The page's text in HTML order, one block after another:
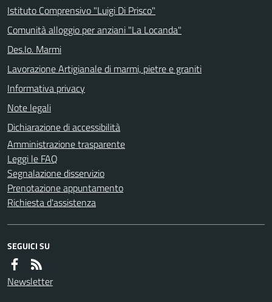
Istituto Comprensivo "Luigi Di Prisco"
Comunità alloggio per anziani "La Locanda"
Des.Io. Marmi
Lavorazione Artigianale di marmi, pietre e graniti
Informativa privacy
Note legali
Dichiarazione di accessibilità
Amministrazione trasparente
Leggi le FAQ
Segnalazione disservizio
Prenotazione appuntamento
Richiesta d'assistenza
SEGUICI SU
Newsletter